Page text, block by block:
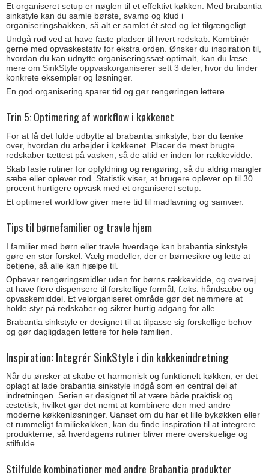
Et organiseret setup er nøglen til et effektivt køkken. Med brabantia
sinkstyle kan du samle børste, svamp og klud i
organiseringsbakken, så alt er samlet ét sted og let tilgængeligt.
Undgå rod ved at have faste pladser til hvert redskab. Kombinér
gerne med opvaskestativ for ekstra orden. Ønsker du inspiration til,
hvordan du kan udnytte organiseringssæt optimalt, kan du læse
mere om SinkStyle oppvaskorganiserer sett 3 deler, hvor du finder
konkrete eksempler og løsninger.
En god organisering sparer tid og gør rengøringen lettere.
Trin 5: Optimering af workflow i køkkenet
For at få det fulde udbytte af brabantia sinkstyle, bør du tænke
over, hvordan du arbejder i køkkenet. Placer de mest brugte
redskaber tættest på vasken, så de altid er inden for rækkevidde.
Skab faste rutiner for opfyldning og rengøring, så du aldrig mangler
sæbe eller oplever rod. Statistik viser, at brugere oplever op til 30
procent hurtigere opvask med et organiseret setup.
Et optimeret workflow giver mere tid til madlavning og samvær.
Tips til børnefamilier og travle hjem
I familier med børn eller travle hverdage kan brabantia sinkstyle
gøre en stor forskel. Vælg modeller, der er børnesikre og lette at
betjene, så alle kan hjælpe til.
Opbevar rengøringsmidler uden for børns rækkevidde, og overvej
at have flere dispensere til forskellige formål, f.eks. håndsæbe og
opvaskemiddel. Et velorganiseret område gør det nemmere at
holde styr på redskaber og sikrer hurtig adgang for alle.
Brabantia sinkstyle er designet til at tilpasse sig forskellige behov
og gør dagligdagen lettere for hele familien.
Inspiration: Integrér SinkStyle i din køkkenindretning
Når du ønsker at skabe et harmonisk og funktionelt køkken, er det
oplagt at lade brabantia sinkstyle indgå som en central del af
indretningen. Serien er designet til at være både praktisk og
æstetisk, hvilket gør det nemt at kombinere den med andre
moderne køkkenløsninger. Uanset om du har et lille bykøkken eller
et rummeligt familiekøkken, kan du finde inspiration til at integrere
produkterne, så hverdagens rutiner bliver mere overskuelige og
stilfulde.
Stilfulde kombinationer med andre Brabantia produkter